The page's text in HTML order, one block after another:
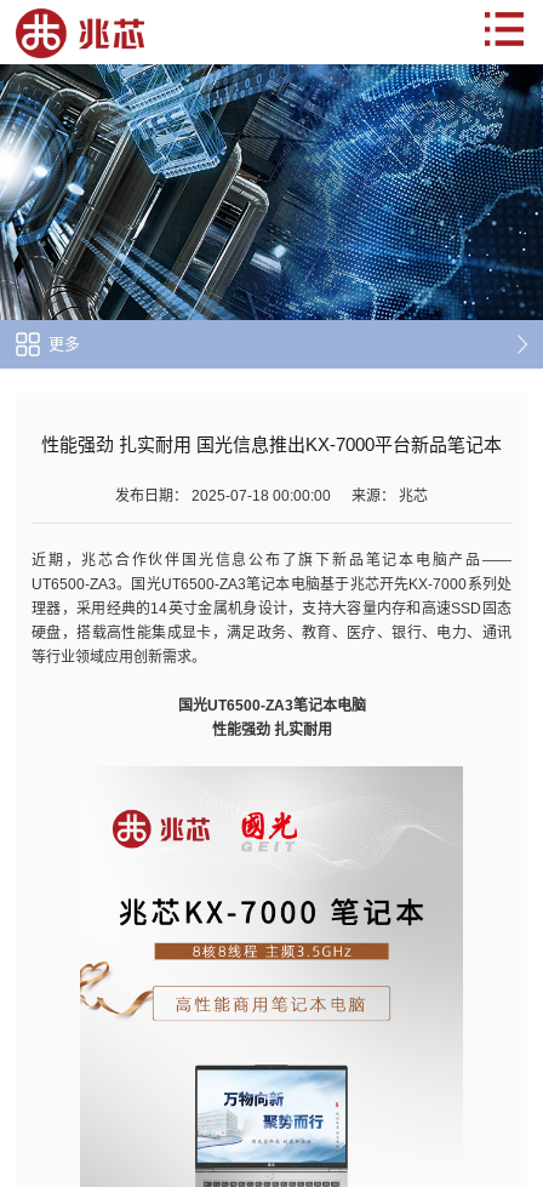
更多
性能强劲 扎实耐用 国光信息推出KX-7000平台新品笔记本
发布日期： 2025-07-18 00:00:00 来源： 兆芯
近期，兆芯合作伙伴国光信息公布了旗下新品笔记本电脑产品——
UT6500-ZA3。国光UT6500-ZA3笔记本电脑基于兆芯开先KX-7000系列处
理器，采用经典的14英寸金属机身设计，支持大容量内存和高速SSD固态
硬盘，搭载高性能集成显卡，满足政务、教育、医疗、银行、电力、通讯
等行业领域应用创新需求。
国光UT6500-ZA3笔记本电脑
性能强劲 扎实耐用